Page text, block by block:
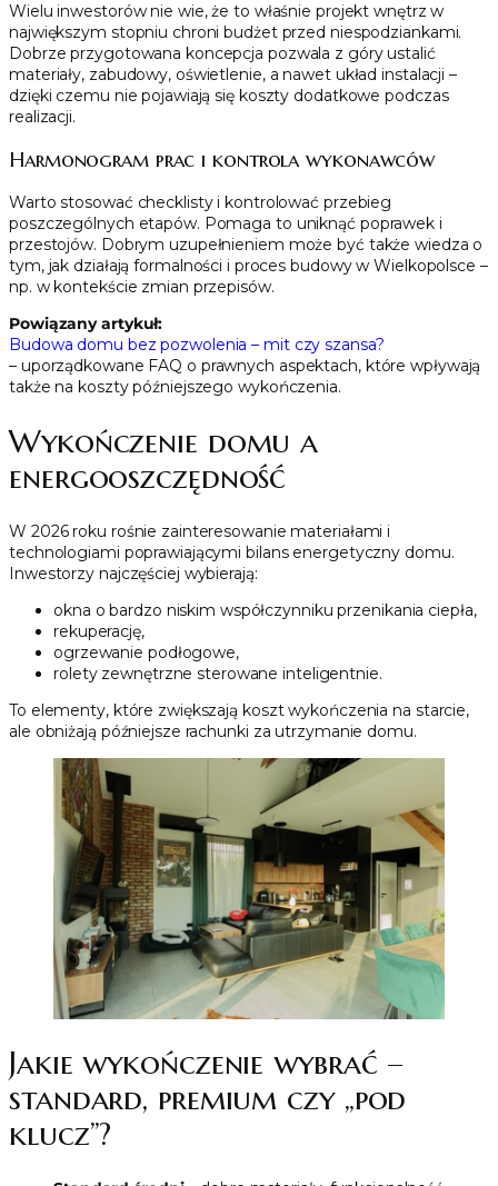
Wielu inwestorów nie wie, że to właśnie projekt wnętrz w
największym stopniu chroni budżet przed niespodziankami.
Dobrze przygotowana koncepcja pozwala z góry ustalić
materiały, zabudowy, oświetlenie, a nawet układ instalacji –
dzięki czemu nie pojawiają się koszty dodatkowe podczas
realizacji.
Harmonogram prac i kontrola wykonawców
Warto stosować checklisty i kontrolować przebieg
poszczególnych etapów. Pomaga to uniknąć poprawek i
przestojów. Dobrym uzupełnieniem może być także wiedza o
tym, jak działają formalności i proces budowy w Wielkopolsce –
np. w kontekście zmian przepisów.
Powiązany artykuł:
Budowa domu bez pozwolenia – mit czy szansa?
– uporządkowane FAQ o prawnych aspektach, które wpływają
także na koszty późniejszego wykończenia.
Wykończenie domu a
energooszczędność
W 2026 roku rośnie zainteresowanie materiałami i
technologiami poprawiającymi bilans energetyczny domu.
Inwestorzy najczęściej wybierają:
okna o bardzo niskim współczynniku przenikania ciepła,
rekuperację,
ogrzewanie podłogowe,
rolety zewnętrzne sterowane inteligentnie.
To elementy, które zwiększają koszt wykończenia na starcie,
ale obniżają późniejsze rachunki za utrzymanie domu.
Jakie wykończenie wybrać –
standard, premium czy „pod
klucz”?